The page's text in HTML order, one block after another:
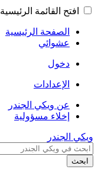
افتح القائمة الرئيسية
الصفحة الرئيسية
عشوائي
دخول
الإعدادات
عن ويكي الجندر
إخلاء مسؤولية
ويكي الجندر
ابحث